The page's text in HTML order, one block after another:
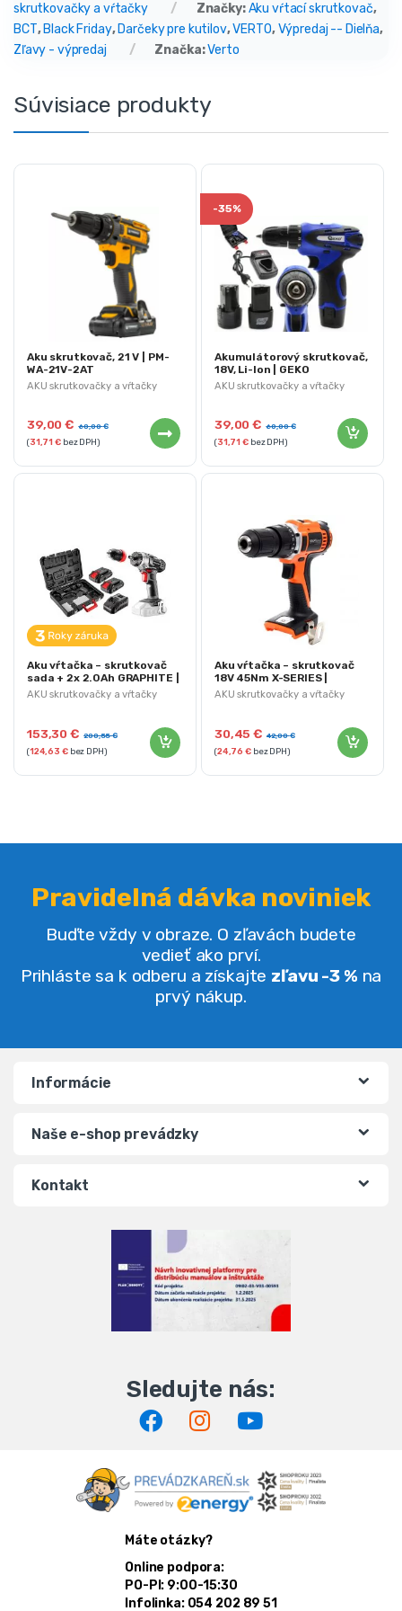
skrutkovačky a vŕtačky
Značky:Aku vŕtací skrutkovač,
BCT,Black Friday,Darčeky pre kutilov,VERTO,Výpredaj -- Dielňa,
Zľavy - výpredaj
Značka:Verto
Súvisiace produkty
AKU skrutkovačky a vŕtačky
Aku skrutkovač, 21 V | PM-
WA-21V-2AT
39,00€ 60,00€
(31,71€bez DPH)
AKU skrutkovačky a vŕtačky
-35%
Akumulátorový skrutkovač,
18V, Li-Ion | GEKO
39,00€ 60,00€
(31,71€bez DPH)
AKU skrutkovačky a vŕtačky
Aku vŕtačka – skrutkovač
sada + 2x 2.0Ah GRAPHITE |
58G022-SET2
153,30€ 200,55€
(124,63 €bez DPH)
AKU skrutkovačky a vŕtačky
Aku vŕtačka – skrutkovač
18V 45Nm X-SERIES |
KD1751
30,45€ 42,00€
(24,76€bez DPH)
Pravidelná dávka noviniek
Buďte vždy v obraze. O zľavách budete
vedieť ako prví.
Prihláste sa k odberu a získajte zľavu -3 % na
prvý nákup.
Informácie
Naše e-shop prevádzky
Kontakt
Máte otázky?
Online podpora:
PO-PI: 9:00-15:30
Infolinka: 054 202 89 51